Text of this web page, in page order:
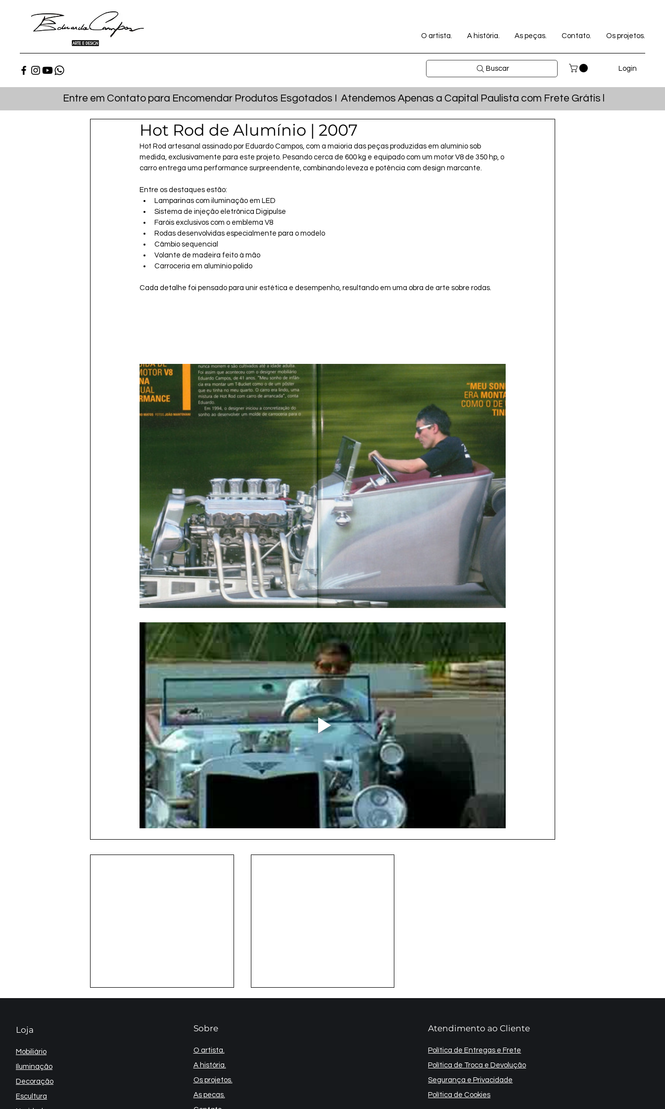
O artista. A história. As peças. Contato. Os projetos.
Buscar Login
Entre em Contato para Encomendar Produtos Esgotados I Atendemos Apenas a Capital Paulista com Frete Grátis l
Hot Rod de Alumínio | 2007
Hot Rod artesanal assinado por Eduardo Campos, com a maioria das peças produzidas em alumínio sob
medida, exclusivamente para este projeto. Pesando cerca de 600 kg e equipado com um motor V8 de 350 hp, o
carro entrega uma performance surpreendente, combinando leveza e potência com design marcante.
Entre os destaques estão:
Lamparinas com iluminação em LED
Sistema de injeção eletrônica Digipulse
Faróis exclusivos com o emblema V8
Rodas desenvolvidas especialmente para o modelo
Câmbio sequencial
Volante de madeira feito à mão
Carroceria em alumínio polido
Cada detalhe foi pensado para unir estética e desempenho, resultando em uma obra de arte sobre rodas.
Loja
Mobiliário
Iluminação
Decoração
Escultura
Sobre
O artista.
A história.
Os projetos.
As pecas.
Atendimento ao Cliente
Política de Entregas e Frete
Política de Troca e Devolução
Segurança e Privacidade
Política de Cookies